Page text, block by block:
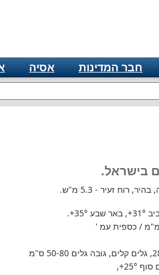
חבר המדינות אסיה
בישראל.
רוח זעיר - 5.3 מ"ש.
+31°, באר שבע +35°
.
, גלים קלים, גובה גלים 50-80 ס"מ
סוף +25°
,